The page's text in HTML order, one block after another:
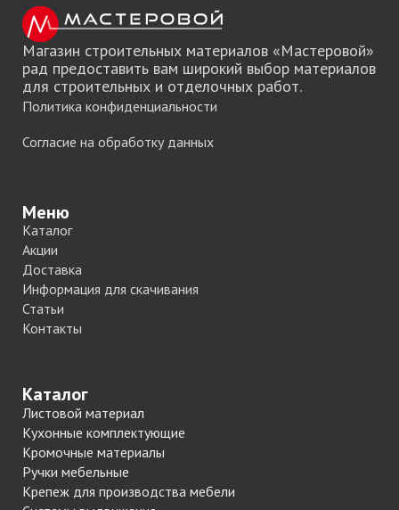
Магазин строительных материалов «Мастеровой»
рад предоставить вам широкий выбор материалов
для строительных и отделочных работ.
Политика конфиденциальности
Согласие на обработку данных
Меню
Каталог
Акции
Доставка
Информация для скачивания
Статьи
Контакты
Каталог
Листовой материал
Кухонные комплектующие
Кромочные материалы
Ручки мебельные
Крепеж для производства мебели